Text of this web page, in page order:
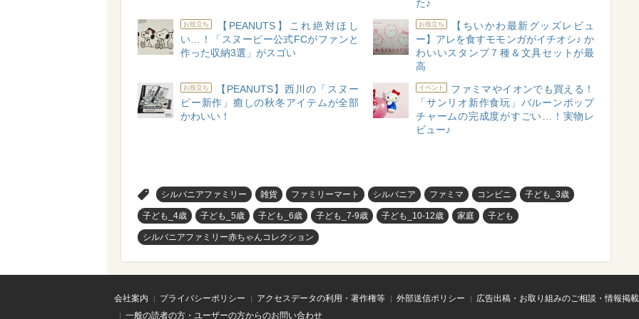
た♪
お役立ち
【PEANUTS】これ絶対ほし
い…！「スヌーピー公式FCがファンと
作った収納3選」がスゴい
お役立ち
【ちいかわ最新グッズレビュ
ー】アレを食すモモンガがイチオシ♪ か
わいいスタンプ７種＆文具セットが最
高
お役立ち
【PEANUTS】西川の「スヌー
ピー新作」癒しの秋冬アイテムが全部
かわいい！
イベント
ファミマやイオンでも買える！
「サンリオ新作食玩」バルーンポップ
チャームの完成度がすごい…！実物レ
ビュー♪
シルバニアファミリー 雑貨 ファミリーマート シルバニア ファミマ コンビニ 子ども_3歳
子ども_4歳 子ども_5歳 子ども_6歳 子ども_7-9歳 子ども_10-12歳 家庭 子ども
シルバニアファミリー赤ちゃんコレクション
会社案内 プライバシーポリシー アクセスデータの利用・著作権等 外部送信ポリシー
広告出稿・お取り組みのご相談・情報掲
一般の読者の方・ユーザーの方からのお問い合わせ